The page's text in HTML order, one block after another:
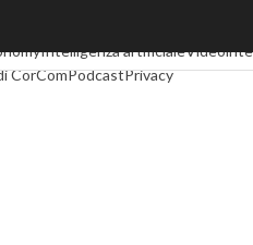
Intelligenza artificiale
CorComPodcastPrivacy